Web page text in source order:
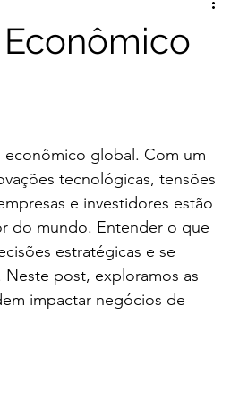
econômico global. Com um
tecnológicas, tensões
e investidores estão
do mundo. Entender o que
estratégicas e se
post, exploramos as
impactar negócios de